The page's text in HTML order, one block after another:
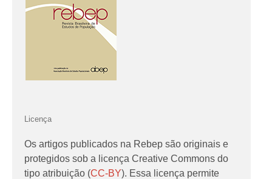
Licença
Os artigos publicados na Rebep são originais e
protegidos sob a licença Creative Commons do
tipo atribuição (CC-BY). Essa licença permite